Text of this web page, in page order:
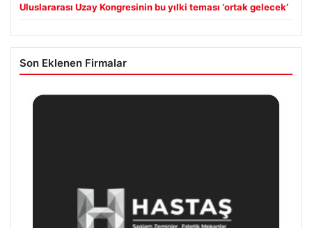
Uluslararası Uzay Kongresinin bu yılki teması ‘ortak gelecek’
Son Eklenen Firmalar